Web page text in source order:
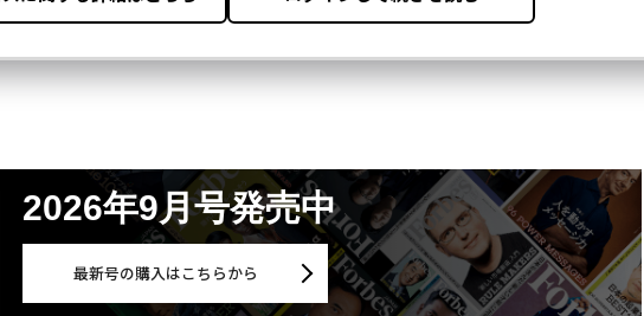
2026年9月号発売中
最新号の購入はこちらから